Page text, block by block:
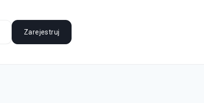
Zarejestruj